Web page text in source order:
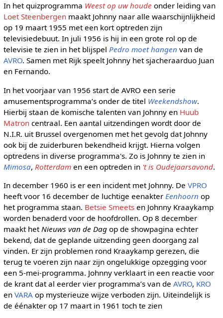
In het quizprogramma Weest op uw houde onder leiding van
Loet Steenbergenmaakt Johnny naar alle waarschijnlijkheid
op 19 maart 1955 met een kort optreden zijn
televisiedebuut. In juli 1956 is hij in een grote rol op de
televisie te zien in het blijspel Pedro moet hangen van de
AVRO. Samen met Rijk speelt Johnny het sjacheraarduo Juan
en Fernando.
In het voorjaar van 1956 start de AVRO een serie
amusementsprogramma’s onder de titel Weekendshow.
Hierbij staan de komische talenten van Johnny en Huub
Matroncentraal. Een aantal uitzendingen wordt door de
N.I.R. uit Brussel overgenomen met het gevolg dat Johnny
ook bij de zuiderburen bekendheid krijgt. Hierna volgen
optredens in diverse programma's. Zo is Johnny te zien in
Mimosa, Rotterdamen een optreden in 't is Oudejaarsavond.
In december 1960 is er een incident met Johnny. De VPRO
heeft voor 16 december de luchtige eenakter Eenhoorn op
het programma staan. Betsie Smeetsen Johnny Kraaykamp
worden benaderd voor de hoofdrollen. Op 8 december
maakt het Nieuws van de Dagop de showpagina echter
bekend, dat de geplande uitzending geen doorgang zal
vinden. Er zijn problemen rond Kraaykamp gerezen, die
terug te voeren zijn naar zijn ongelukkige opzegging voor
een 5-mei-programma. Johnny verklaart in een reactie voor
de krant dat al eerder vier programma’s van de AVRO, KRO
en VARA op mysterieuze wijze verboden zijn. Uiteindelijk is
de éénakter op 17 maart in 1961 toch te zien